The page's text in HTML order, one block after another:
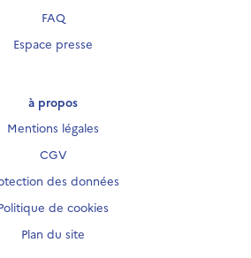
FAQ
Espace presse
à propos
Mentions légales
CGV
des données
de cookies
Plan du site